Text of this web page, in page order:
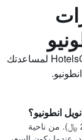
استخدم نصائحنا المستندة إلى بيانات HotelsCombined لمساعدتك
انطونيو؟
أرخص يوم للإقامة في مانويل انطونيو هو السبت (234 ﷼). من ناحية